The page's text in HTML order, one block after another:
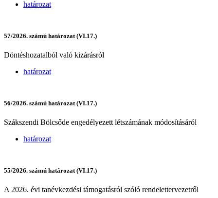
határozat
57/2026. számú határozat (VI.17.)
Döntéshozatalból való kizárásról
határozat
56/2026. számú határozat (VI.17.)
Szákszendi Bölcsőde engedélyezett létszámának módosításáról
határozat
55/2026. számú határozat (VI.17.)
A 2026. évi tanévkezdési támogatásról szóló rendelettervezetről